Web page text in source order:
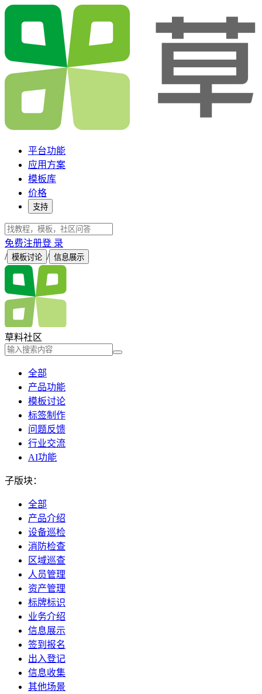
平台功能
应用方案
模板库
价格
支持
免费注册登 录
/ 模板讨论 / 信息展示
草料社区
全部
产品功能
模板讨论
标签制作
问题反馈
行业交流
AI功能
子版块：
全部
产品介绍
设备巡检
消防检查
区域巡查
人员管理
资产管理
标牌标识
业务介绍
信息展示
签到报名
出入登记
信息收集
其他场景